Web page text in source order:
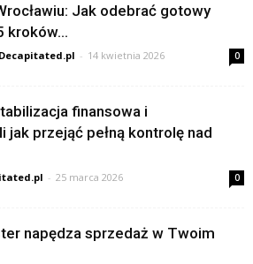
Jak odebrać gotowy
kroków...
- 14 kwietnia 2026 0
finansowa i
jak przejąć pełną kontrolę nad
- 25 marca 2026 0
napędza sprzedaż w Twoim